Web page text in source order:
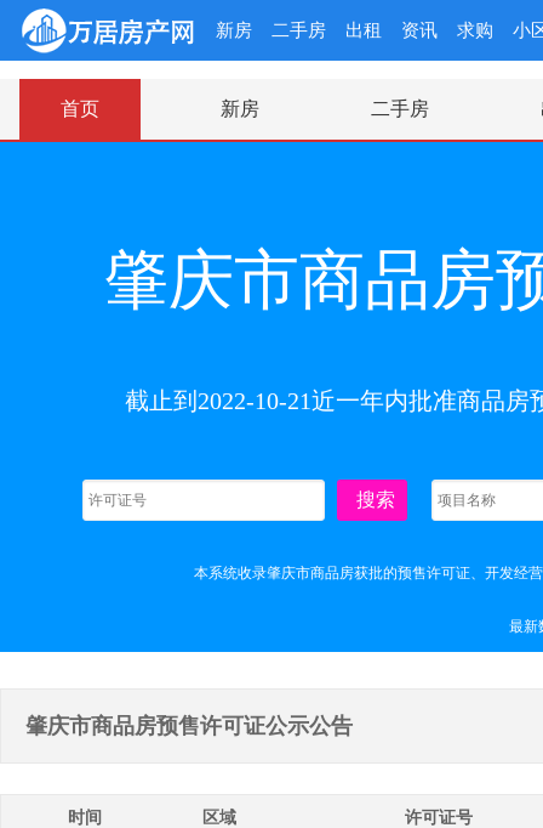
新房 二手房 出租 资讯 求购 小
首页 新房 二手房
肇庆市商品房
截止到2022-10-21近一年内批准商品房
搜索
本系统收录肇庆市商品房获批的预售许可证、开发经
最新
肇庆市商品房预售许可证公示公告
时间 区域 许可证号